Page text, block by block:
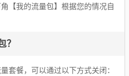
【我的流量包】根据您的情况自
？
套餐，可以通过以下方式关闭：